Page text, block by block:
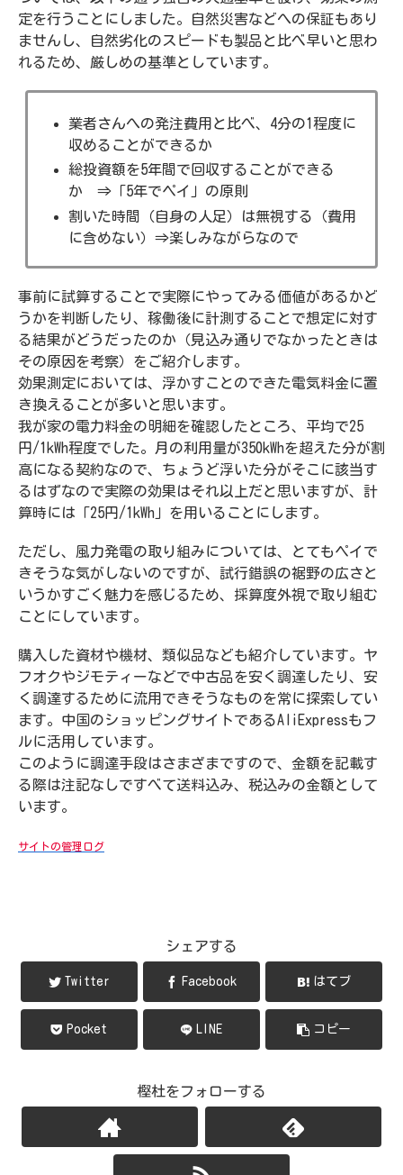
定を行うことにしました。自然災害などへの保証もあり
ませんし、自然劣化のスピードも製品と比べ早いと思わ
れるため、厳しめの基準としています。
業者さんへの発注費用と比べ、4分の1程度に
収めることができるか
総投資額を5年間で回収することができる
か ⇒「5年でペイ」の原則
割いた時間（自身の人足）は無視する（費用
に含めない）⇒楽しみながらなので
事前に試算することで実際にやってみる価値があるかど
うかを判断したり、稼働後に計測することで想定に対す
る結果がどうだったのか（見込み通りでなかったときは
その原因を考察）をご紹介します。
効果測定においては、浮かすことのできた電気料金に置
き換えることが多いと思います。
我が家の電力料金の明細を確認したところ、平均で25
円/1kWh程度でした。月の利用量が350kWhを超えた分が割
高になる契約なので、ちょうど浮いた分がそこに該当す
るはずなので実際の効果はそれ以上だと思いますが、計
算時には「25円/1kWh」を用いることにします。
ただし、風力発電の取り組みについては、とてもペイで
きそうな気がしないのですが、試行錯誤の裾野の広さと
いうかすごく魅力を感じるため、採算度外視で取り組む
ことにしています。
購入した資材や機材、類似品なども紹介しています。ヤ
フオクやジモティーなどで中古品を安く調達したり、安
く調達するために流用できそうなものを常に探索してい
ます。中国のショッピングサイトであるAliExpressもフ
ルに活用しています。
このように調達手段はさまざまですので、金額を記載す
る際は注記なしですべて送料込み、税込みの金額として
います。
サイトの管理ログ
シェアする
Twitter Facebook はてブ
Pocket LINE コピー
樫杜をフォローする